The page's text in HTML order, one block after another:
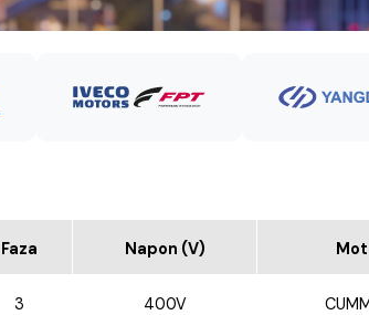
Faza Napon (V)
3 400V